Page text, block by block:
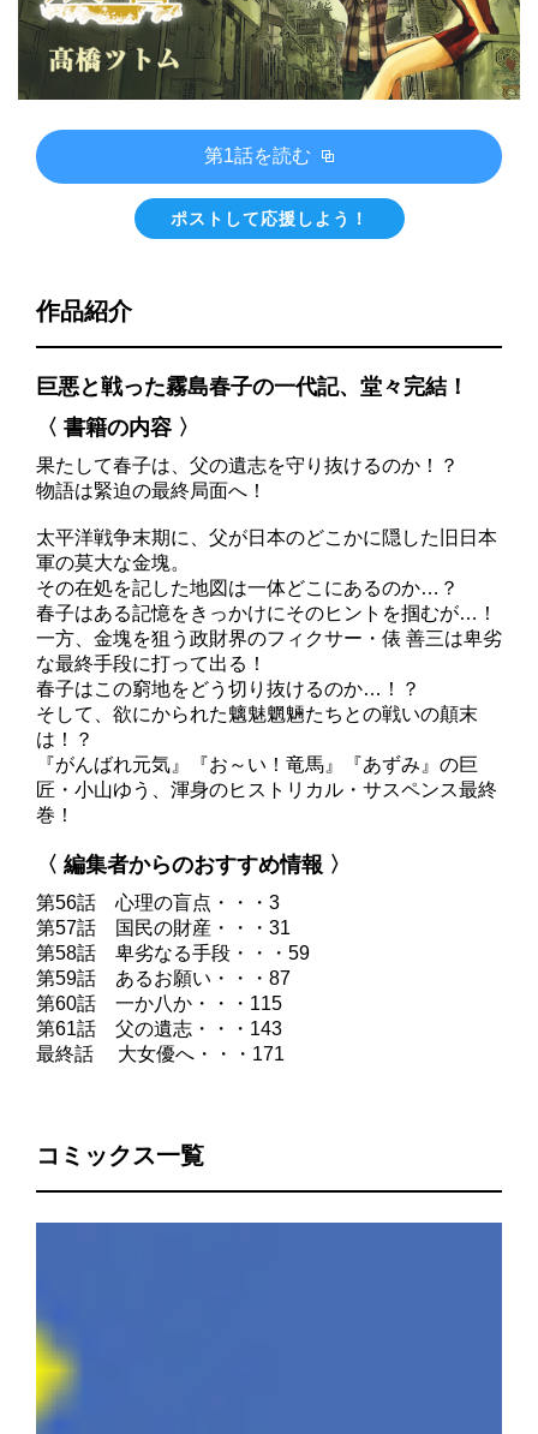
第1話を読む
ポストして応援しよう！
作品紹介
巨悪と戦った霧島春子の一代記、堂々完結！
〈 書籍の内容 〉
果たして春子は、父の遺志を守り抜けるのか！？
物語は緊迫の最終局面へ！
太平洋戦争末期に、父が日本のどこかに隠した旧日本
軍の莫大な金塊。
その在処を記した地図は一体どこにあるのか…？
春子はある記憶をきっかけにそのヒントを掴むが…！
一方、金塊を狙う政財界のフィクサー・俵 善三は卑劣
な最終手段に打って出る！
春子はこの窮地をどう切り抜けるのか…！？
そして、欲にかられた魑魅魍魎たちとの戦いの顛末
は！？
『がんばれ元気』『お～い！竜馬』『あずみ』の巨
匠・小山ゆう、渾身のヒストリカル・サスペンス最終
巻！
〈 編集者からのおすすめ情報 〉
第56話 心理の盲点・・・3
第57話 国民の財産・・・31
第58話 卑劣なる手段・・・59
第59話 あるお願い・・・87
第60話 一か八か・・・115
第61話 父の遺志・・・143
最終話 大女優へ・・・171
コミックス一覧